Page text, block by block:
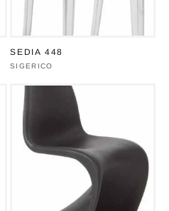
SEDIA 448
Produttore:
SIGERICO